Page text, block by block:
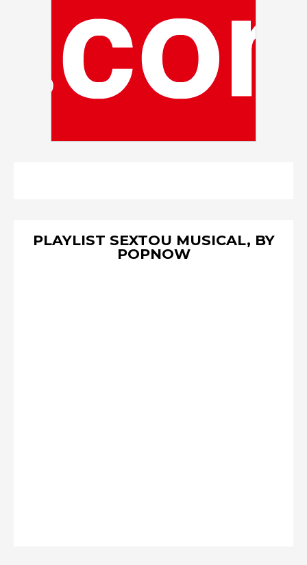
PLAYLIST SEXTOU MUSICAL, BY
POPNOW